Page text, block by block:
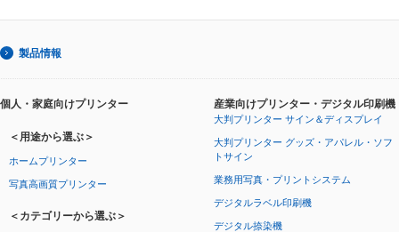
製品情報
個人・家庭向けプリンター
＜用途から選ぶ＞
ホームプリンター
写真高画質プリンター
＜カテゴリーから選ぶ＞
産業向けプリンター・デジタル印刷機
大判プリンター サイン＆ディスプレイ
大判プリンター グッズ・アパレル・ソフ
トサイン
業務用写真・プリントシステム
デジタルラベル印刷機
デジタル捺染機